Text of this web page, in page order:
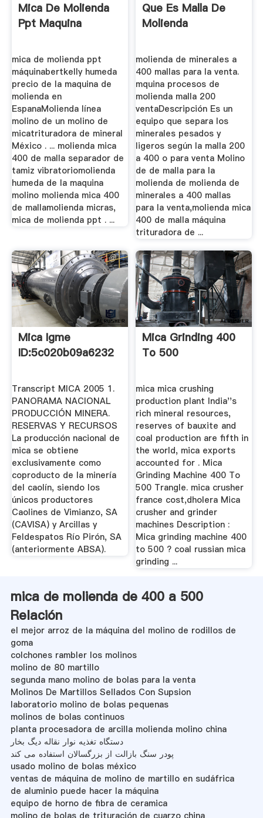
Mica De Molienda
Ppt Maquina
mica de molienda ppt
máquinabertkelly humeda
precio de la maquina de
molienda en
EspanaMolienda línea
molino de un molino de
micatrituradora de mineral
México . ... molienda mica
400 de malla separador de
tamiz vibratoriomolienda
humeda de la maquina
molino molienda mica 400
de mallamolienda micras,
mica de molienda ppt . ...
Que Es Malla De
Molienda
molienda de minerales a
400 mallas para la venta.
mquina procesos de
molienda malla 200
ventaDescripción Es un
equipo que separa los
minerales pesados y
ligeros según la malla 200
a 400 o para venta Molino
de de malla para la
molienda de molienda de
minerales a 400 mallas
para la venta,molienda mica
400 de malla máquina
trituradora de ...
Mica Igme
ID:5c020b09a6232
Transcript MICA 2005 1.
PANORAMA NACIONAL
PRODUCCIÓN MINERA.
RESERVAS Y RECURSOS
La producción nacional de
mica se obtiene
exclusivamente como
coproducto de la minería
del caolín, siendo los
únicos productores
Caolines de Vimianzo, SA
(CAVISA) y Arcillas y
Feldespatos Río Pirón, SA
(anteriormente ABSA).
Mica Grinding 400
To 500
mica mica crushing
production plant India''s
rich mineral resources,
reserves of bauxite and
coal production are fifth in
the world, mica exports
accounted for . Mica
Grinding Machine 400 To
500 Trangle. mica crusher
france cost,dholera Mica
crusher and grinder
machines Description :
Mica grinding machine 400
to 500 ? coal russian mica
grinding ...
mica de molienda de 400 a 500
Relación
el mejor arroz de la máquina del molino de rodillos de
goma
colchones rambler los molinos
molino de 80 martillo
segunda mano molino de bolas para la venta
Molinos De Martillos Sellados Con Supsion
laboratorio molino de bolas pequenas
molinos de bolas continuos
planta procesadora de arcilla molienda molino china
دستگاه تغذیه نوار نقاله دیگ بخار
پودر سنگ بازالت از بزرگسالان استفاده می کند
usado molino de bolas méxico
ventas de máquina de molino de martillo en sudáfrica
de aluminio puede hacer la máquina
equipo de horno de fibra de ceramica
molino de bolas de trituración de cuarzo china